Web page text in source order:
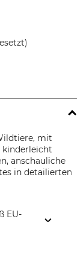
mit
kinderleicht
anschauliche
in detailierten
EU-